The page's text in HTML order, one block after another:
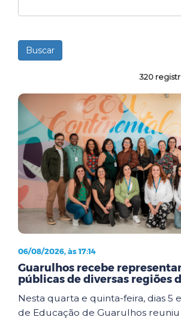
320
06/08/2026, às 17:14
Guarulhos recebe
públicas de diversas regiões
Nesta quarta e quinta-feira, dias 5
de Educação de Guarulhos reuniu